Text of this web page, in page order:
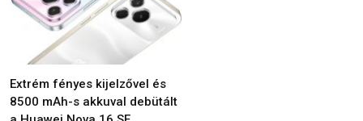
Extrém fényes kijelzővel és
8500 mAh-s akkuval debütált